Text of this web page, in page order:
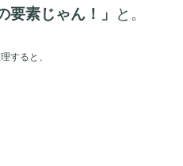
要素じゃん！」
と。
すると、